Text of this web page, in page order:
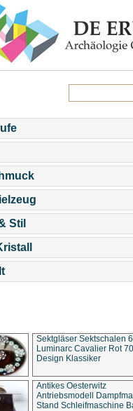
Stil
Sektgläser Sektschalen
Luminarc Cavalier Rot
Design Klassiker
Antikes Oesterwitz
Antriebsmodell
Stand Schleifmaschine